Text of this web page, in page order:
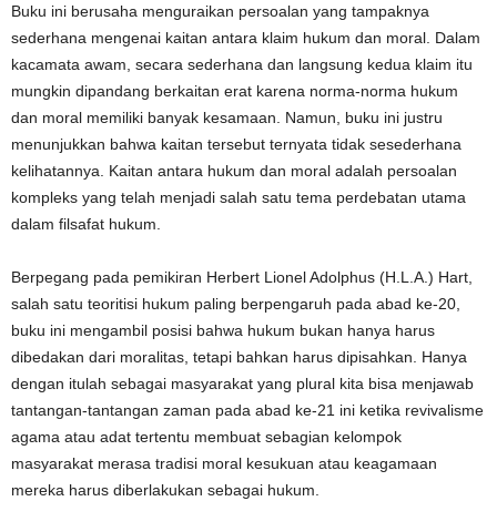
Buku ini berusaha menguraikan persoalan yang tampaknya
sederhana mengenai kaitan antara klaim hukum dan moral. Dalam
kacamata awam, secara sederhana dan langsung kedua klaim itu
mungkin dipandang berkaitan erat karena norma-norma hukum
dan moral memiliki banyak kesamaan. Namun, buku ini justru
menunjukkan bahwa kaitan tersebut ternyata tidak sesederhana
kelihatannya. Kaitan antara hukum dan moral adalah persoalan
kompleks yang telah menjadi salah satu tema perdebatan utama
dalam filsafat hukum.
Berpegang pada pemikiran Herbert Lionel Adolphus (H.L.A.) Hart,
salah satu teoritisi hukum paling berpengaruh pada abad ke-20,
buku ini mengambil posisi bahwa hukum bukan hanya harus
dibedakan dari moralitas, tetapi bahkan harus dipisahkan. Hanya
dengan itulah sebagai masyarakat yang plural kita bisa menjawab
tantangan-tantangan zaman pada abad ke-21 ini ketika revivalisme
agama atau adat tertentu membuat sebagian kelompok
masyarakat merasa tradisi moral kesukuan atau keagamaan
mereka harus diberlakukan sebagai hukum.